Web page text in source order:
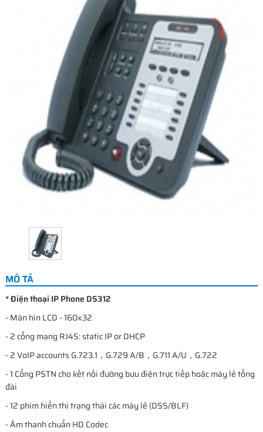
MÔ TẢ
* Điện thoại IP Phone DS312
- Màn hìn LCD - 160x32
- 2 cổng mạng RJ45: static IP or DHCP
- 2 VoIP accounts G.723.1，G.729 A/B，G.711 A/U，G.722
- 1 Cổng PSTN cho kết nối đường bưu điện trực tiếp hoặc máy lẻ tổng
đài
- 12 phím hiển thị trạng thái các máy lẻ (DSS/BLF)
- Âm thanh chuẩn HD Codec